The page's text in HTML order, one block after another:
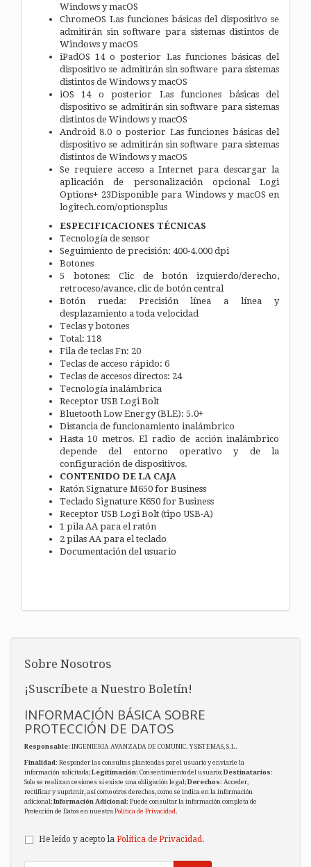
Windows y macOS
ChromeOS Las funciones básicas del dispositivo se
admitirán sin software para sistemas distintos de
Windows y macOS
iPadOS 14 o posterior Las funciones básicas del
dispositivo se admitirán sin software para sistemas
distintos de Windows y macOS
iOS 14 o posterior Las funciones básicas del
dispositivo se admitirán sin software para sistemas
distintos de Windows y macOS
Android 8.0 o posterior Las funciones básicas del
dispositivo se admitirán sin software para sistemas
distintos de Windows y macOS
Se requiere acceso a Internet para descargar la
aplicación de personalización opcional Logi
Options+ 23Disponible para Windows y macOS en
logitech.com/optionsplus
ESPECIFICACIONES TÉCNICAS
Tecnología de sensor
Seguimiento de precisión: 400-4.000 dpi
Botones
5 botones: Clic de botón izquierdo/derecho,
retroceso/avance, clic de botón central
Botón rueda: Precisión línea a línea y
desplazamiento a toda velocidad
Teclas y botones
Total: 118
Fila de teclas Fn: 20
Teclas de acceso rápido: 6
Teclas de accesos directos: 24
Tecnología inalámbrica
Receptor USB Logi Bolt
Bluetooth Low Energy (BLE): 5.0+
Distancia de funcionamiento inalámbrico
Hasta 10 metros. El radio de acción inalámbrico
depende del entorno operativo y de la
configuración de dispositivos.
CONTENIDO DE LA CAJA
Ratón Signature M650 for Business
Teclado Signature K650 for Business
Receptor USB Logi Bolt (tipo USB-A)
1 pila AA para el ratón
2 pilas AA para el teclado
Documentación del usuario
Sobre Nosotros
¡Suscríbete a Nuestro Boletín!
INFORMACIÓN BÁSICA SOBRE
PROTECCIÓN DE DATOS
Responsable: INGENIERIA AVANZADA DE COMUNIC. Y SISTEMAS, S.L.
Finalidad: Responder las consultas planteadas por el usuario y enviarle la
información solicitada;Legitimación: Consentimiento del usuario;Destinatarios:
Solo se realizan cesiones si existe una obligación legal;Derechos: Acceder,
rectificar y suprimir, así como otros derechos, como se indica en la información
adicional;Información Adicional: Puede consultar la información completa de
Protección de Datos en nuestra Política de Privacidad.
He leído y acepto la Política de Privacidad .